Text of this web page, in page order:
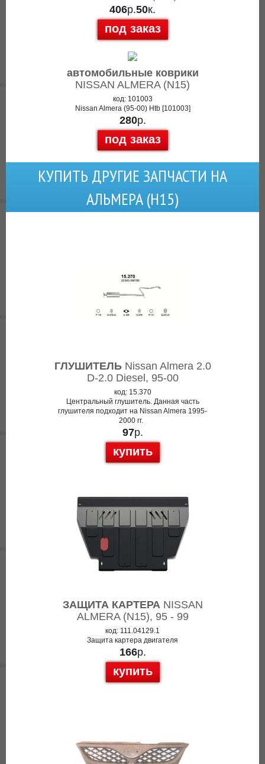
406р.50к.
под заказ
автомобильные коврики
NISSAN ALMERA (N15)
код: 101003
Nissan Almera (95-00) Htb [101003]
280р.
под заказ
КУПИТЬ ДРУГИЕ ЗАПЧАСТИ НА
АЛЬМЕРА (Н15)
ГЛУШИТЕЛЬNissan Almera 2.0
D-2.0 Diesel, 95-00
код: 15.370
Центральный глушитель. Данная часть
глушителя подходит на Nissan Almera 1995-
2000 гг.
97р.
купить
ЗАЩИТА КАРТЕРАNISSAN
ALMERA (N15), 95 - 99
код: 111.04129.1
Защита картера двигателя
166р.
купить